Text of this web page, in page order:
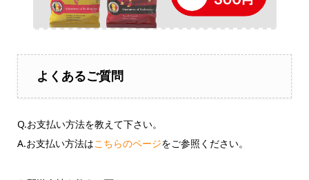
よくあるご質問
Q.お支払い方法を教えて下さい。
A.お支払い方法はこちらのページをご参照ください。